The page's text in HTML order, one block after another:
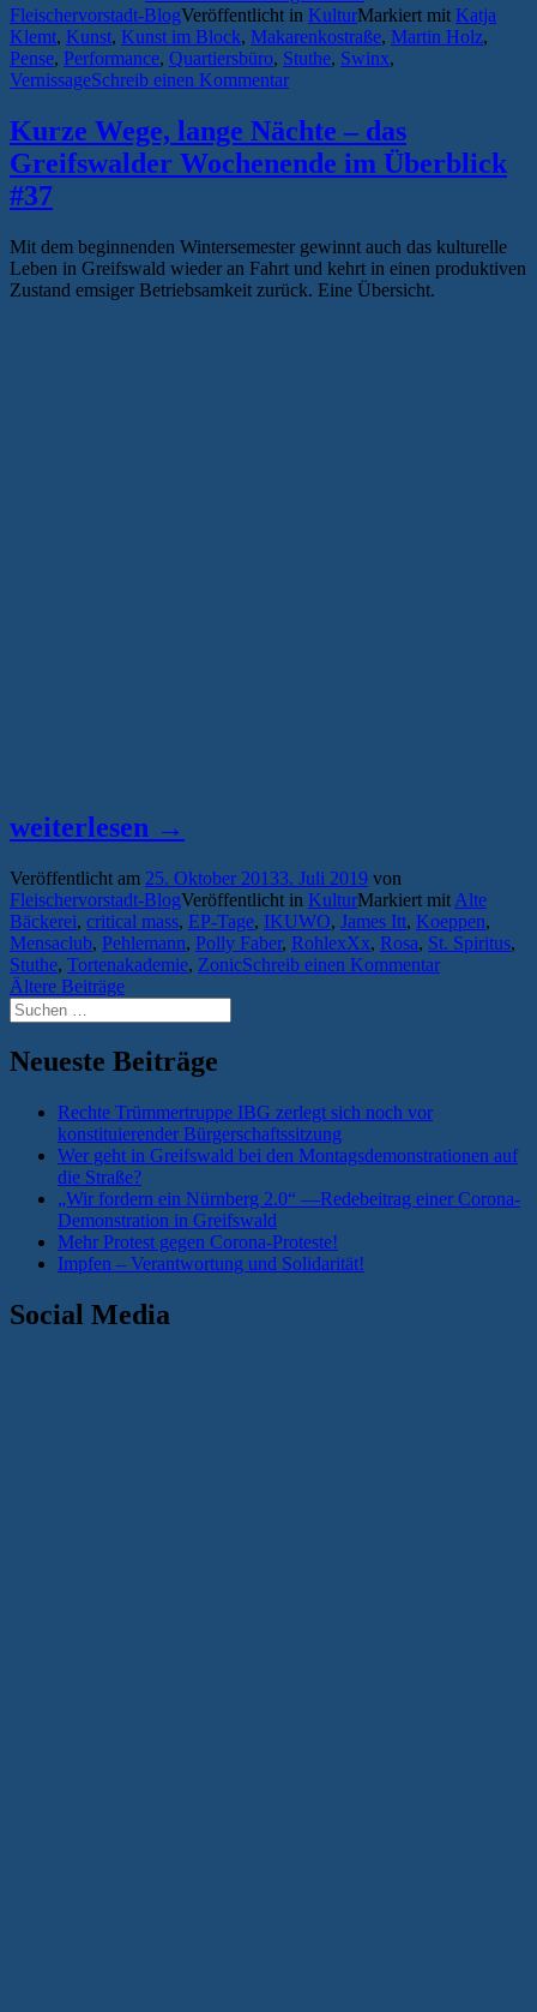
Fleischervorstadt-BlogVeröffentlicht in KulturMarkiert mit Katja
Klemt, Kunst, Kunst im Block, Makarenkostraße, Martin Holz,
Pense, Performance, Quartiersbüro, Stuthe, Swinx,
VernissageSchreib einen Kommentar
Kurze Wege, lange Nächte – das
Greifswalder Wochenende im Überblick
#37
Mit dem beginnenden Wintersemester gewinnt auch das kulturelle
Leben in Greifswald wieder an Fahrt und kehrt in einen produktiven
Zustand emsiger Betriebsamkeit zurück. Eine Übersicht.
„Kurze
lange
Nächte
–
das
Greifswalder
Wochenende
Überblick
#37“
weiterlesen →
Veröffentlicht am 25. Oktober 20133. Juli 2019 von
Fleischervorstadt-BlogVeröffentlicht in KulturMarkiert mit Alte
Bäckerei, critical mass, EP-Tage, IKUWO, James Itt, Koeppen,
Mensaclub, Pehlemann, Polly Faber, RohlexXx, Rosa, St. Spiritus,
Stuthe, Tortenakademie, ZonicSchreib einen Kommentar
Beitragsnavigation
Ältere Beiträge
Suchen
nach:
Neueste Beiträge
Rechte Trümmertruppe IBG zerlegt sich noch vor
konstituierender Bürgerschaftssitzung
Wer geht in Greifswald bei den Montagsdemonstrationen auf
die Straße?
„Wir fordern ein Nürnberg 2.0“ —Redebeitrag einer Corona-
Demonstration in Greifswald
Mehr Protest gegen Corona-Proteste!
Impfen – Verantwortung und Solidarität!
Social Media